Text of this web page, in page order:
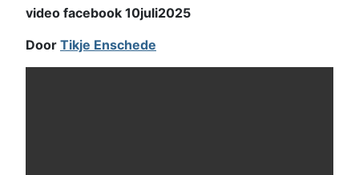
video facebook 10juli2025
Door Tikje Enschede